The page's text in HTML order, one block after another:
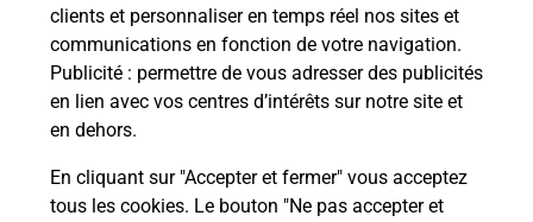
clients et personnaliser en temps réel nos sites et
communications en fonction de votre navigation.
Publicité : permettre de vous adresser des publicités
en lien avec vos centres d’intérêts sur notre site et
en dehors.
En cliquant sur "Accepter et fermer" vous acceptez
tous les cookies. Le bouton "Ne pas accepter et
Puis-je passer mon code de la route
avec La Poste et sous quelles
conditions ?